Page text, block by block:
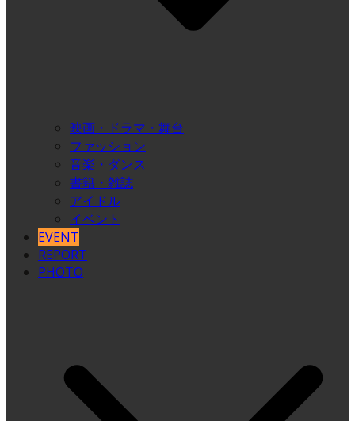
映画・ドラマ・舞台
ファッション
音楽・ダンス
書籍・雑誌
アイドル
イベント
EVENT
REPORT
PHOTO